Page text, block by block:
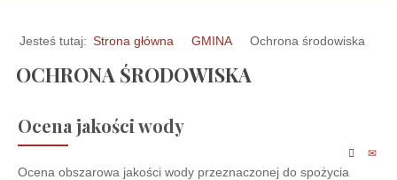
Jesteś tutaj: Strona główna GMINA Ochrona środowiska
OCHRONA ŚRODOWISKA
Ocena jakości wody
Ocena obszarowa jakości wody przeznaczonej do spożycia